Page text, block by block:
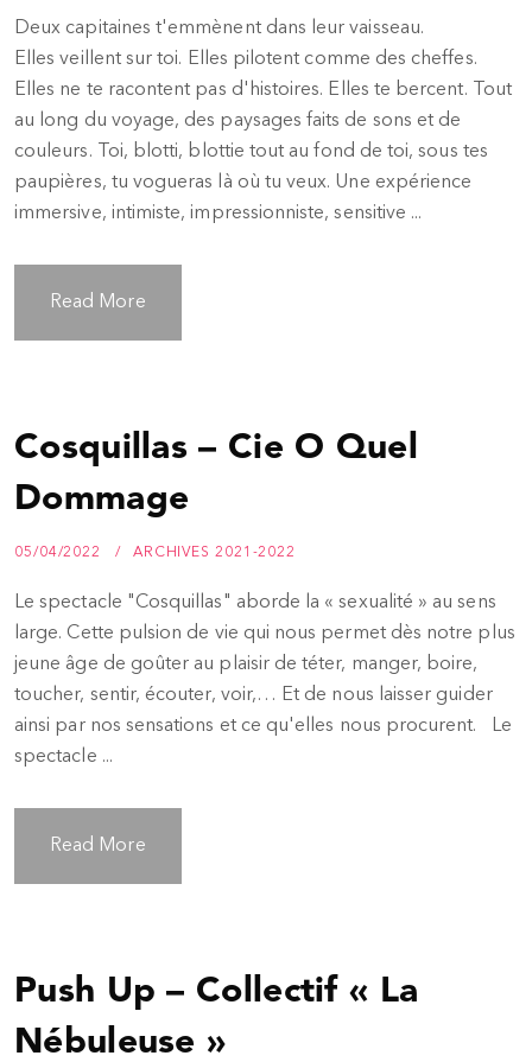
Deux capitaines t'emmènent dans leur vaisseau.
Elles veillent sur toi. Elles pilotent comme des cheffes.
Elles ne te racontent pas d'histoires. Elles te bercent. Tout
au long du voyage, des paysages faits de sons et de
couleurs. Toi, blotti, blottie tout au fond de toi, sous tes
paupières, tu vogueras là où tu veux. Une expérience
immersive, intimiste, impressionniste, sensitive ...
Read More
Cosquillas – Cie O Quel
Dommage
05/04/2022 ARCHIVES 2021-2022
Le spectacle "Cosquillas" aborde la « sexualité » au sens
large. Cette pulsion de vie qui nous permet dès notre plus
jeune âge de goûter au plaisir de téter, manger, boire,
toucher, sentir, écouter, voir,… Et de nous laisser guider
ainsi par nos sensations et ce qu'elles nous procurent. Le
spectacle ...
Read More
Push Up – Collectif « La
Nébuleuse »